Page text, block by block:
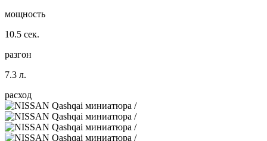
мощность
10.5 сек.
разгон
7.3 л.
расход